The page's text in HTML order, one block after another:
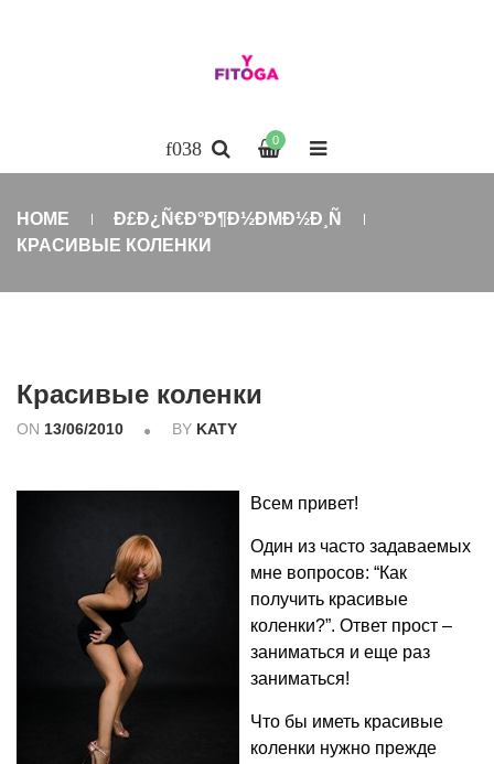
0
HOME
Ð£Ð¿Ñ€Ð°Ð¶Ð½ÐΜÐ½Ð¸Ñ
КРАСИВЫЕ КОЛЕНКИ
Красивые коленки
ON 13/06/2010 BY KATY
Всем привет!
Один из часто задаваемых
мне вопросов: “Как
получить красивые
коленки?”. Ответ прост –
заниматься и еще раз
заниматься!
Что бы иметь красивые
коленки нужно прежде